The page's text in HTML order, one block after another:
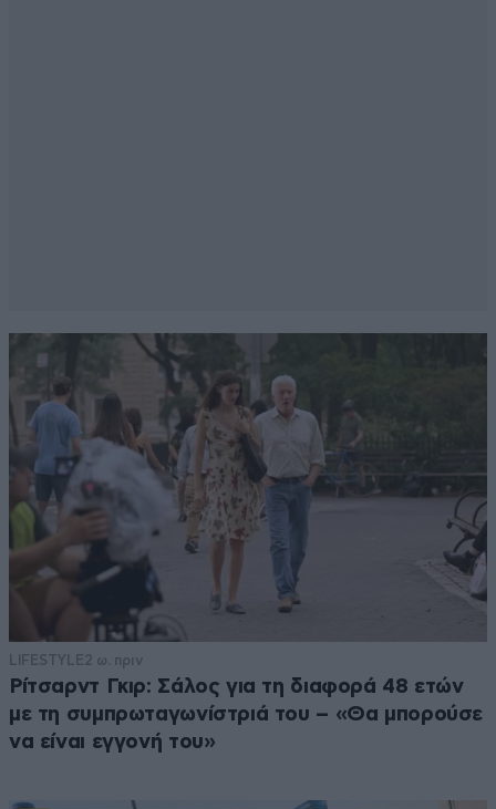
LIFESTYLE 2 ω. πριν
Ρίτσαρντ Γκιρ: Σάλος για τη διαφορά 48 ετών
με τη συμπρωταγωνίστριά του – «Θα μπορούσε
να είναι εγγονή του»